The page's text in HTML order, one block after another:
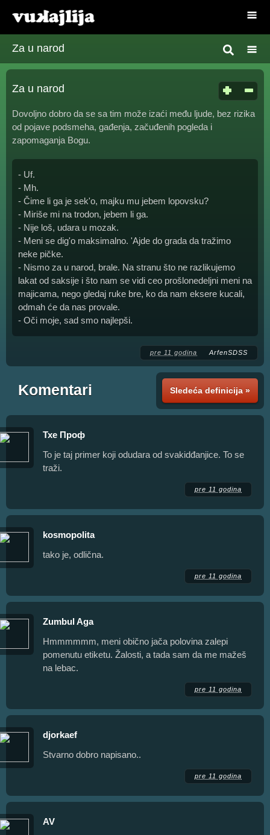
Za u narod
Za u narod
Dovoljno dobro da se sa tim može izaći među ljude, bez rizika
od pojave podsmeha, gađenja, začuđenih pogleda i
zapomaganja Bogu.
- Uf.
- Mh.
- Čime li ga je sek'o, majku mu jebem lopovsku?
- Miriše mi na trodon, jebem li ga.
- Nije loš, udara u mozak.
- Meni se dig'o maksimalno. 'Ajde do grada da tražimo
neke pičke.
- Nismo za u narod, brale. Na stranu što ne razlikujemo
lakat od saksije i što nam se vidi ceo prošlonedeljni meni na
majicama, nego gledaj ruke bre, ko da nam eksere kucali,
odmah će da nas provale.
- Oči moje, sad smo najlepši.
pre 11 godina ArfenSDSS
Sledeća definicija »
Komentari
Тхе Проф
To je taj primer koji odudara od svakidđanjice. To se
traži.
pre 11 godina
kosmopolita
tako je, odlična.
pre 11 godina
Zumbul Aga
Hmmmmmm, meni obično jača polovina zalepi
pomenutu etiketu. Žalosti, a tada sam da me mažeš
na lebac.
pre 11 godina
djorkaef
Stvarno dobro napisano..
pre 11 godina
AV